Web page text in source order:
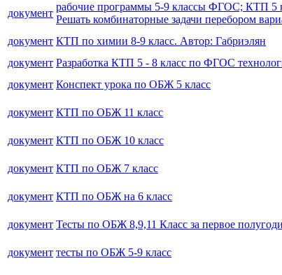
документ
рабочие программы 5-9 классы ФГОС; КТП 5
Решать комбинаторные задачи перебором
документ КТП по химии 8-9 класс. Автор: Габриэлян
документ Разработка КТП 5 - 8 класс по ФГОС
документ Конспект урока по ОБЖ 5 класс
документ КТП по ОБЖ 11 класс
документ КТП по ОБЖ 10 класс
документ КТП по ОБЖ 7 класс
документ КТП по ОБЖ на 6 класс
документ Тесты по ОБЖ 8,9,11 Класс за первое
документ тесты по ОБЖ 5-9 класс